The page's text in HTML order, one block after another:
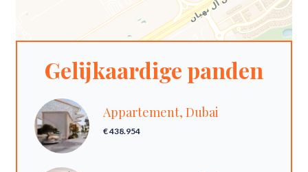
Gelijkaardige panden
Appartement, Dubai
€ 438.954